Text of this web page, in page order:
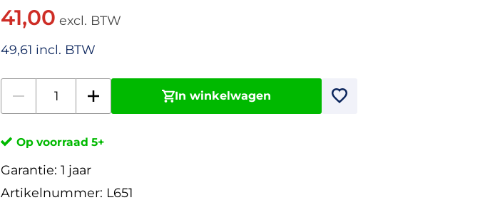
41,00 excl. BTW
49,61 incl. BTW
In winkelwagen
Op voorraad 5+
Garantie: 1 jaar
Artikelnummer: L651